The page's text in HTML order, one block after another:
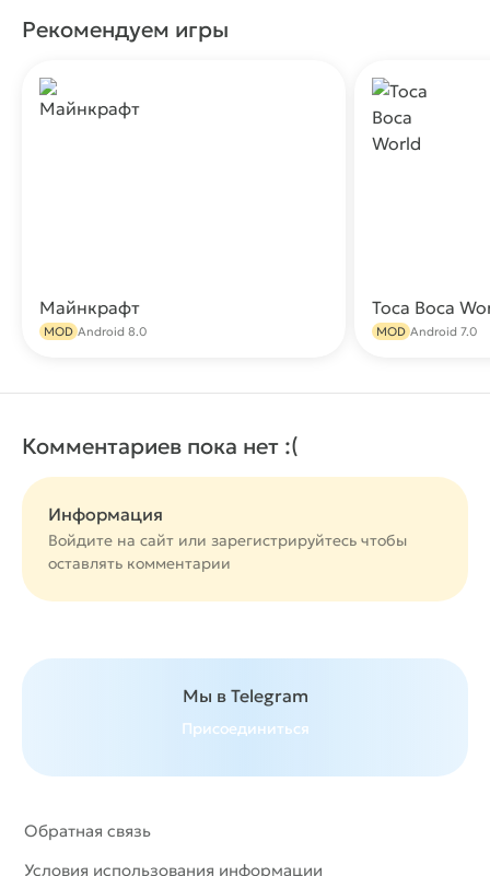
Рекомендуем игры
Майнкрафт
MOD Android 8.0
Toca Boca
MOD Android 7.0
Комментариев пока нет :(
Информация
Войдите на сайт или зарегистрируйтесь чтобы
оставлять комментарии
Мы в Telegram
Присоединиться
Обратная связь
Условия использования информации